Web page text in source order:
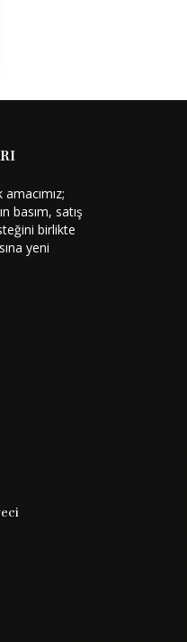
Tarihi
basım, satış
birlikte
yeni